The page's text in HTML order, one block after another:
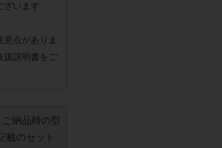
ざいます
点がありま
扱説明書をご
納品時の型
載のセット